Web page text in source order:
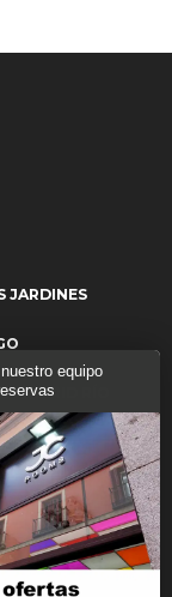
JARDINES
MADRID RÍO
equipo